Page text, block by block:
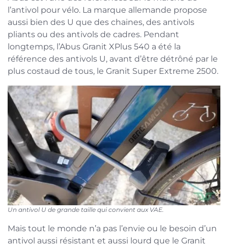
l’antivol pour vélo. La marque allemande propose
aussi bien des U que des chaines, des antivols
pliants ou des antivols de cadres. Pendant
longtemps, l’Abus Granit XPlus 540 a été la
référence des antivols U, avant d’être détrôné par le
plus costaud de tous, le Granit Super Extreme 2500.
Un antivol U de grande taille qui convient aux VAE.
Mais tout le monde n’a pas l’envie ou le besoin d’un
antivol aussi résistant et aussi lourd que le Granit